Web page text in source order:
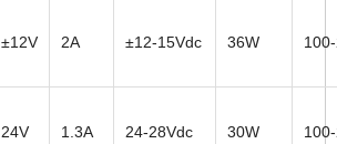
±12V 2A ±12-15Vdc 36W
24V 1.3A 24-28Vdc 30W